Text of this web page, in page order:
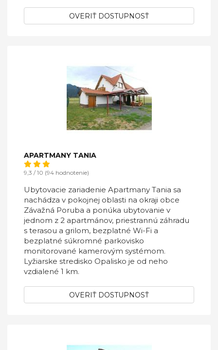
OVERIŤ DOSTUPNOSŤ
APARTMANY TANIA
9,3 / 10 (94 hodnotenie)
Ubytovacie zariadenie Apartmany Tania sa
nachádza v pokojnej oblasti na okraji obce
Závažná Poruba a ponúka ubytovanie v
jednom z 2 apartmánov, priestrannú záhradu
s terasou a grilom, bezplatné Wi-Fi a
bezplatné súkromné parkovisko
monitorované kamerovým systémom.
Lyžiarske stredisko Opalisko je od neho
vzdialené 1 km.
OVERIŤ DOSTUPNOSŤ